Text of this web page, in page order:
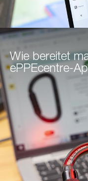
Wie bereitet
ePPEcentre-